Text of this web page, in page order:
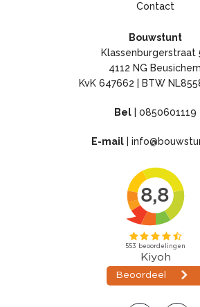
Contact
Bouwstunt
Klassenburgerstraat
4112 NG Beusichem
KvK 647662 | BTW
Bel| 0850601119
E-mail